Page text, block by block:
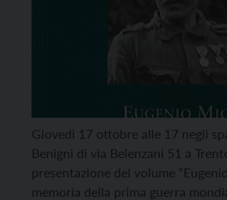
Giovedì 17 ottobre alle 17 negli
Benigni di via Belenzani 51 a
presentazione del volume
memoria della prima guerra